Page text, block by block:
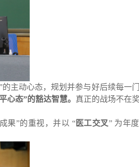
主动心态，规划并参与好后续每一门
心态”的豁达智慧。 真正的战场不在
果”的重视，并以 “医工交叉” 为年